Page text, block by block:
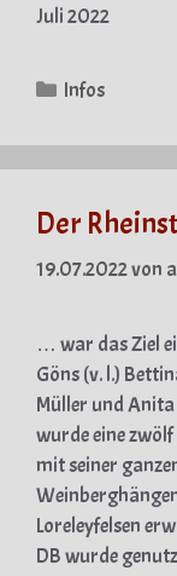
Juli 2022
Kategorien
Infos
Der
19.07.2022von
… war das Ziel
Göns (v. l.)
Müller und
wurde eine
mit seiner
Loreleyfelsen
DB wurde